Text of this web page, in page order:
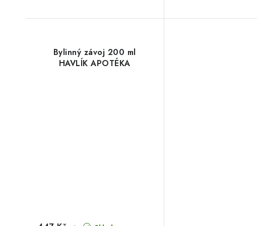
Bylinný závoj 200 ml
HAVLÍK APOTÉKA